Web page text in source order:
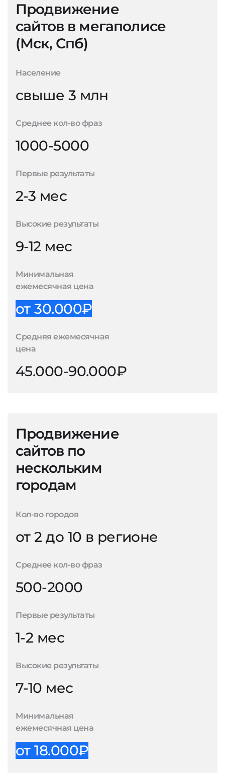
Продвижение
сайтов в мегаполисе
(Мск, Спб)
Население
свыше 3 млн
Среднее кол-во фраз
1000-5000
Первые результаты
2-3 мес
Высокие результаты
9-12 мес
Минимальная
ежемесячная цена
от 30.000₽
Средняя ежемесячная
цена
45.000-90.000₽
Продвижение
сайтов по
нескольким
городам
Кол-во городов
от 2 до 10 в регионе
Среднее кол-во фраз
500-2000
Первые результаты
1-2 мес
Высокие результаты
7-10 мес
Минимальная
ежемесячная цена
от 18.000₽